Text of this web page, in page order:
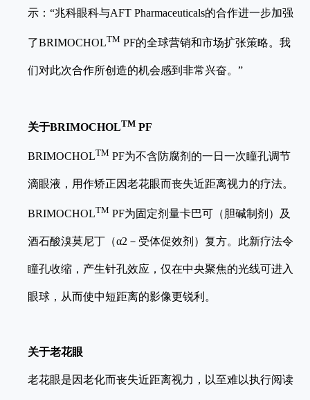
示：“兆科眼科与AFT Pharmaceuticals的合作进一步加强
了BRIMOCHOLTM PF的全球营销和市场扩张策略。我
们对此次合作所创造的机会感到非常兴奋。”
关于BRIMOCHOLTM PF
BRIMOCHOLTM PF为不含防腐剂的一日一次瞳孔调节
滴眼液，用作矫正因老花眼而丧失近距离视力的疗法。
BRIMOCHOLTM PF为固定剂量卡巴可（胆碱制剂）及
酒石酸溴莫尼丁（α2－受体促效剂）复方。此新疗法令
瞳孔收缩，产生针孔效应，仅在中央聚焦的光线可进入
眼球，从而使中短距离的影像更锐利。
关于老花眼
老花眼是因老化而丧失近距离视力，以至难以执行阅读